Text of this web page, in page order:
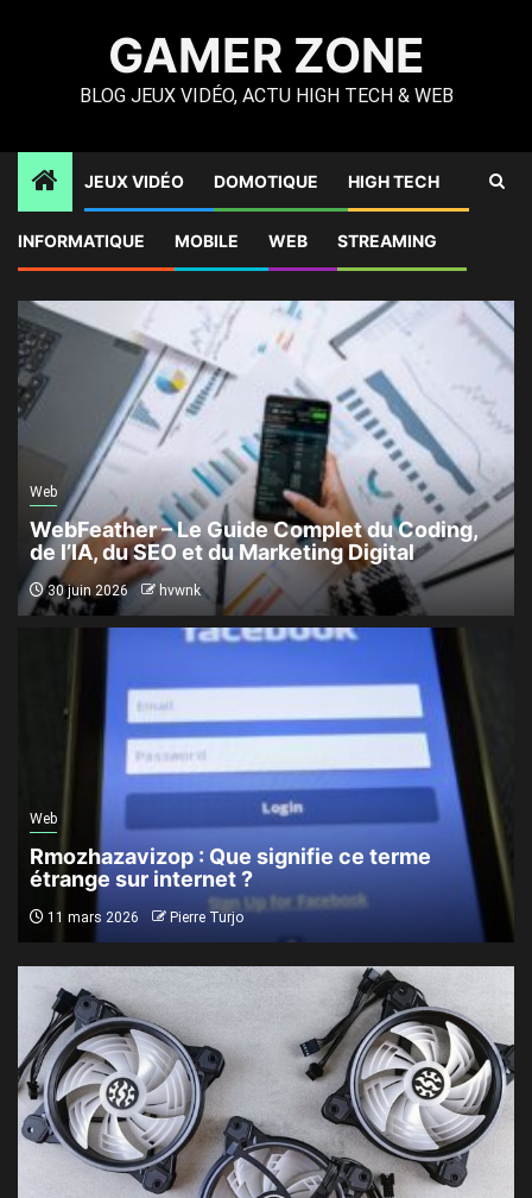
GAMER ZONE
BLOG JEUX VIDÉO, ACTU HIGH TECH & WEB
JEUX VIDÉO DOMOTIQUE HIGH TECH
INFORMATIQUE MOBILE WEB STREAMING
A LA UNE !
Web
WebFeather – Le Guide Complet du Coding,
de l’IA, du SEO et du Marketing Digital
30 juin 2026 hvwnk
Web
Rmozhazavizop : Que signifie ce terme
étrange sur internet ?
11 mars 2026 Pierre Turjo